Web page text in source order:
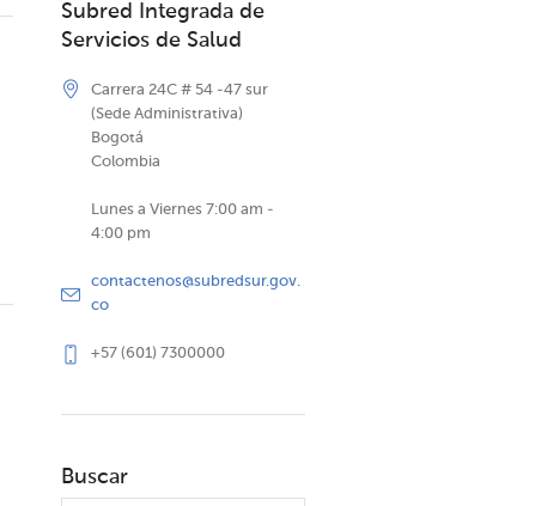
Subred Integrada de
Servicios de Salud
Carrera 24C # 54 -47 sur
(Sede Administrativa)
Bogotá
Colombia
Lunes a Viernes 7:00 am -
4:00 pm
contactenos@subredsur.gov.
co
+57 (601) 7300000
Buscar